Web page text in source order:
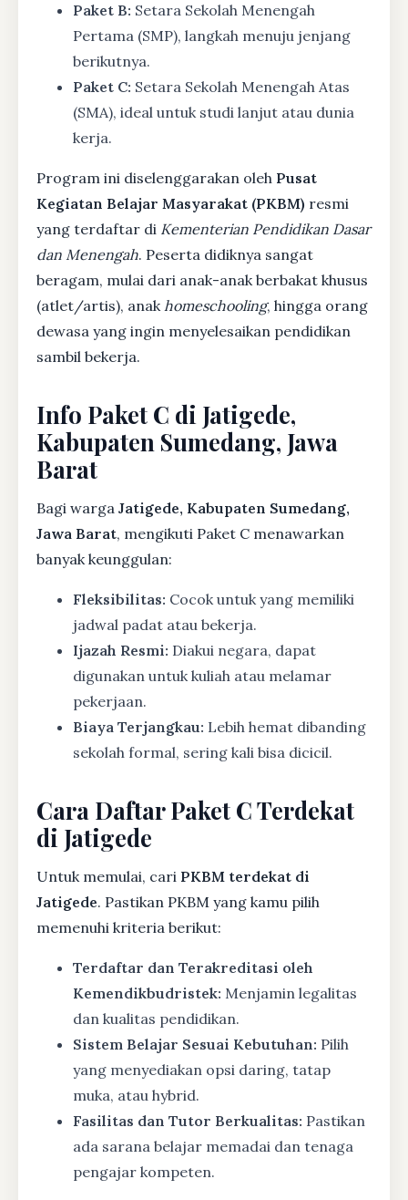
Paket B: Setara Sekolah Menengah
Pertama (SMP), langkah menuju jenjang
berikutnya.
Paket C: Setara Sekolah Menengah Atas
(SMA), ideal untuk studi lanjut atau dunia
kerja.
Program ini diselenggarakan oleh Pusat
Kegiatan Belajar Masyarakat (PKBM) resmi
yang terdaftar di Kementerian Pendidikan Dasar
dan Menengah. Peserta didiknya sangat
beragam, mulai dari anak-anak berbakat khusus
(atlet/artis), anakhomeschooling, hingga orang
dewasa yang ingin menyelesaikan pendidikan
sambil bekerja.
Info Paket C di Jatigede,
Kabupaten Sumedang, Jawa
Barat
Bagi warga Jatigede, Kabupaten Sumedang,
Jawa Barat, mengikuti Paket C menawarkan
banyak keunggulan:
Fleksibilitas: Cocok untuk yang memiliki
jadwal padat atau bekerja.
Ijazah Resmi: Diakui negara, dapat
digunakan untuk kuliah atau melamar
pekerjaan.
Biaya Terjangkau: Lebih hemat dibanding
sekolah formal, sering kali bisa dicicil.
Cara Daftar Paket C Terdekat
di Jatigede
Untuk memulai, cari PKBM terdekat di
Jatigede. Pastikan PKBM yang kamu pilih
memenuhi kriteria berikut:
Terdaftar dan Terakreditasi oleh
Kemendikbudristek: Menjamin legalitas
dan kualitas pendidikan.
Sistem Belajar Sesuai Kebutuhan: Pilih
yang menyediakan opsi daring, tatap
muka, atau hybrid.
Fasilitas dan Tutor Berkualitas: Pastikan
ada sarana belajar memadai dan tenaga
pengajar kompeten.